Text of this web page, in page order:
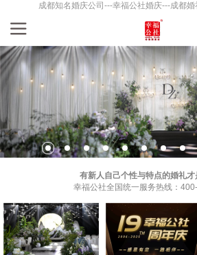
成都知名婚庆公司---幸福公社婚庆---成都
有新人自己个性与特点的婚礼才
幸福公社全国统一服务热线：